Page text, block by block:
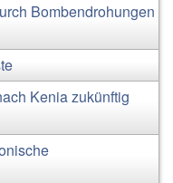
Bombendrohungen
Kenia zukünftig